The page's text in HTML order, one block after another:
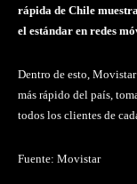
rápida de Chile
el estándar en redes
Dentro de esto,
más rápido del país,
todos los clientes de
Fuente: Movistar